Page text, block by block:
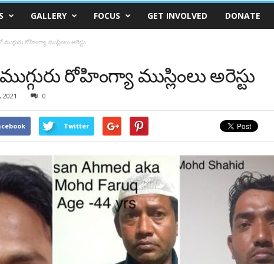
GALLERY FOCUS GET INVOLVED DONATE
రోహింగ్యా ముస్లింలు అరెస్టు
రోహింగ్యా ముస్లింలు అరెస్టు
2021 0
Twitter